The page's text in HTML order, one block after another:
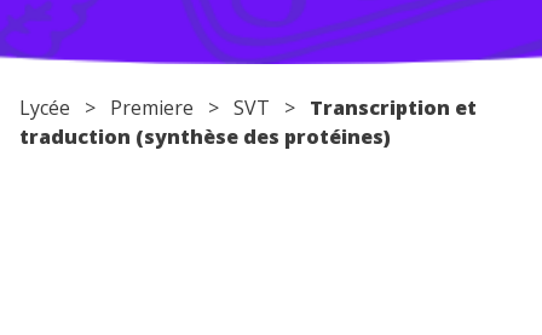
Conseils pour les parents
Lycée > Premiere > SVT > Transcription et
traduction (synthèse des protéines)